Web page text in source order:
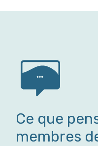
Ce que
membres